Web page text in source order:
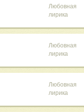
Любовная
лирика
Любовная
лирика
Любовная
лирика